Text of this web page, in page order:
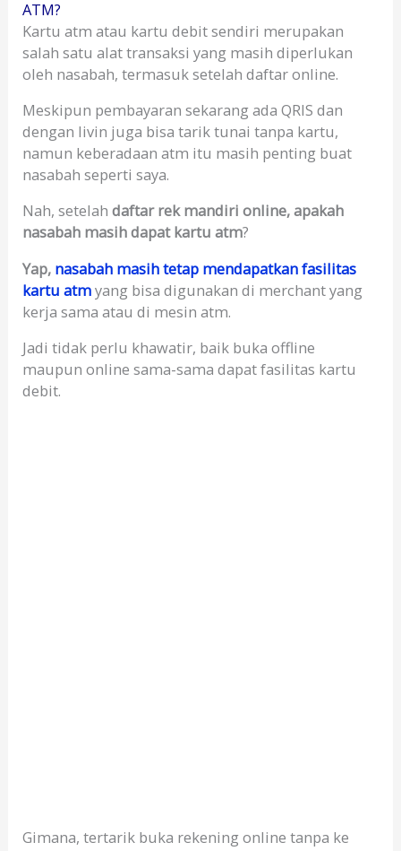
ATM?
Kartu atm atau kartu debit sendiri merupakan
salah satu alat transaksi yang masih diperlukan
oleh nasabah, termasuk setelah daftar online.
Meskipun pembayaran sekarang ada QRIS dan
dengan livin juga bisa tarik tunai tanpa kartu,
namun keberadaan atm itu masih penting buat
nasabah seperti saya.
Nah, setelahdaftar rek mandiri online, apakah
nasabah masih dapat kartu atm?
Yap, nasabah masih tetap mendapatkan fasilitas
kartu atmyang bisa digunakan di merchant yang
kerja sama atau di mesin atm.
Jadi tidak perlu khawatir, baik buka offline
maupun online sama-sama dapat fasilitas kartu
debit.
Gimana, tertarik buka rekening online tanpa ke